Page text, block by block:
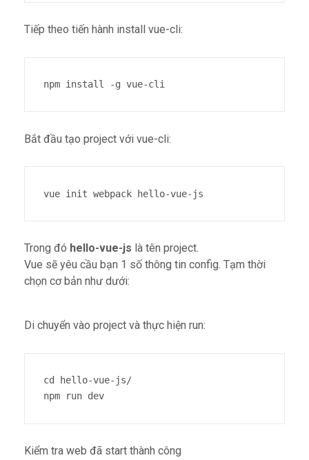
Tiếp theo tiến hành install vue-cli:
npm install -g vue-cli
Bắt đầu tạo project với vue-cli:
vue init webpack hello-vue-js
Trong đó hello-vue-js là tên project.
Vue sẽ yêu cầu bạn 1 số thông tin config. Tạm thời
chọn cơ bản như dưới:
Di chuyển vào project và thực hiện run:
cd hello-vue-js/
npm run dev
Kiểm tra web đã start thành công